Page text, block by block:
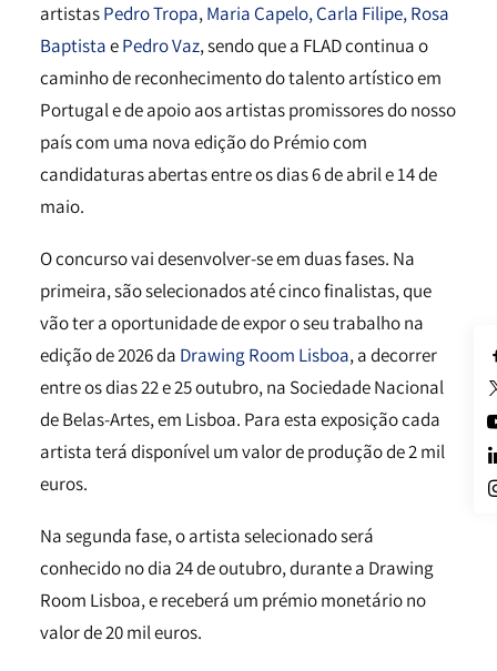
artistasPedro Tropa,Maria Capelo,Carla Filipe,Rosa
BaptistaePedro Vaz, sendo que a FLAD continua o
caminho de reconhecimento do talento artístico em
Portugal e de apoio aos artistas promissores do nosso
país com uma nova edição do Prémio com
candidaturas abertas entre os dias 6 de abril e 14 de
maio.
O concurso vai desenvolver-se em duas fases. Na
primeira, são selecionados até cinco finalistas, que
vão ter a oportunidade de expor o seu trabalho na
edição de 2026 da Drawing Room Lisboa, a decorrer
entre os dias 22 e 25 outubro, na Sociedade Nacional
de Belas-Artes, em Lisboa. Para esta exposição cada
artista terá disponível um valor de produção de 2 mil
euros.
Na segunda fase, o artista selecionado será
conhecido no dia 24 de outubro, durante a Drawing
Room Lisboa, e receberá um prémio monetário no
valor de 20 mil euros.